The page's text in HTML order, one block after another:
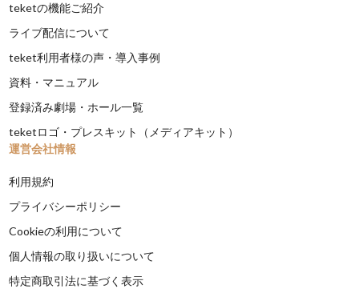
teketの機能ご紹介
ライブ配信について
teket利用者様の声・導入事例
資料・マニュアル
登録済み劇場・ホール一覧
teketロゴ・プレスキット（メディアキット）
運営会社情報
利用規約
プライバシーポリシー
Cookieの利用について
個人情報の取り扱いについて
特定商取引法に基づく表示